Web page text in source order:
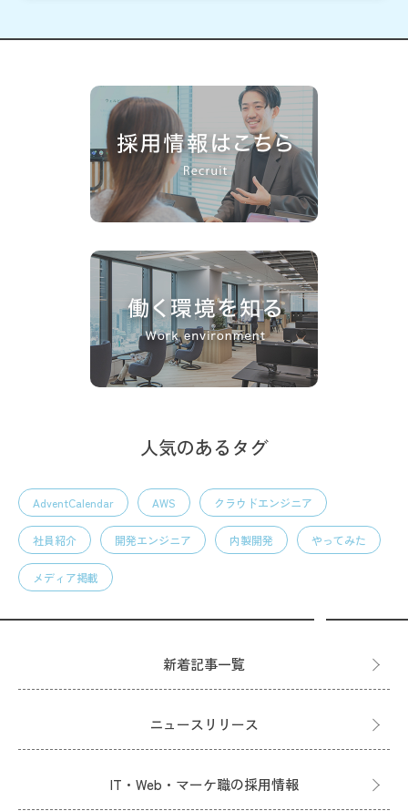
人気のあるタグ
AdventCalendar AWS クラウドエンジニア
社員紹介 開発エンジニア 内製開発 やってみた
メディア掲載
新着記事一覧
ニュースリリース
IT・Web・マーケ職の採用情報